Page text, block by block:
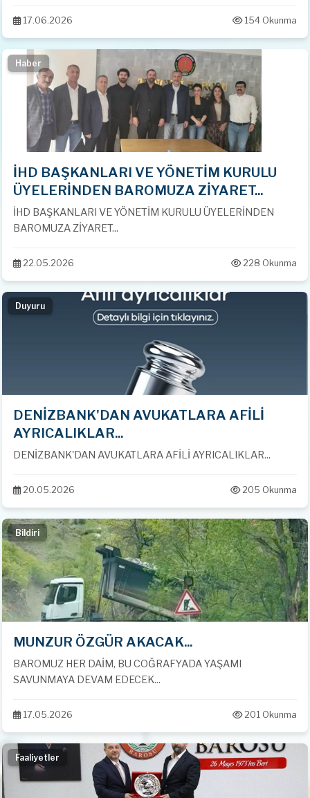
17.06.2026 154 Okunma
Haber
İHD BAŞKANLARI VE YÖNETİM KURULU
ÜYELERİNDEN BAROMUZA ZİYARET...
İHD BAŞKANLARI VE YÖNETİM KURULU ÜYELERİNDEN
BAROMUZA ZİYARET...
22.05.2026 228 Okunma
Duyuru
DENİZBANK'DAN AVUKATLARA AFİLİ
AYRICALIKLAR...
DENİZBANK'DAN AVUKATLARA AFİLİ AYRICALIKLAR...
20.05.2026 205 Okunma
Bildiri
MUNZUR ÖZGÜR AKACAK...
BAROMUZ HER DAİM, BU COĞRAFYADA YAŞAMI
SAVUNMAYA DEVAM EDECEK...
17.05.2026 201 Okunma
Faaliyetler